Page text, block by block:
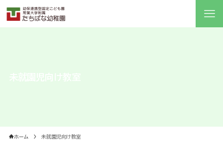
ホーム 未就園児向け教室